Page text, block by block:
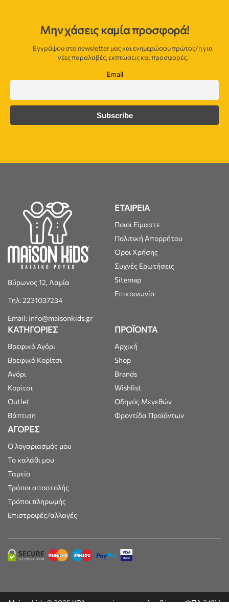
Μην χάσεις καμία προσφορά!
Εγγράψου στο newsletter μας και ενημερώσου πρώτος/η για
νέες παραλαβές, εκπτώσεις και προσφορές.
Email
Βύρωνος 12, Λαμία
Τηλ: 2231037234
Email: info@maisonkids.gr
ΕΤΑΙΡΕΙΑ
Ποιοι Είμαστε
Πολιτική Απορρήτου
Όροι Χρήσης
Συχνές Ερωτήσεις
Sitemap
Επικοινωνία
ΚΑΤΗΓΟΡΙΕΣ
Βρεφικό Αγόρι
Βρεφικό Κορίτσι
Αγόρι
Κορίτσι
Outlet
Βάπτιση
ΠΡΟΪΟΝΤΑ
Αρχική
Shop
Brands
Wishlist
Οδηγός Μεγεθών
Φροντίδα Προϊόντων
ΑΓΟΡΕΣ
Ο λογαριασμός μου
Το καλάθι μου
Ταμείο
Τρόποι αποστολής
Τρόποι πληρωμής
Επιστροφές/αλλαγές
Maisonkids © 2025 | Όλες οι τιμές συμπεριλαμβάνουν ΦΠΑ 24% |